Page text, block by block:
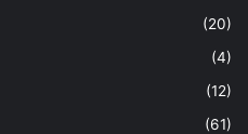
(20)
(4)
(12)
(61)